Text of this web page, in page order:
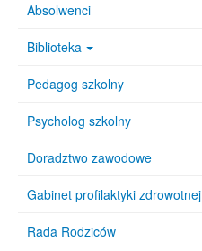
Absolwenci
Biblioteka
Pedagog szkolny
Psycholog szkolny
Doradztwo zawodowe
Gabinet profilaktyki zdrowotnej
Rada Rodziców